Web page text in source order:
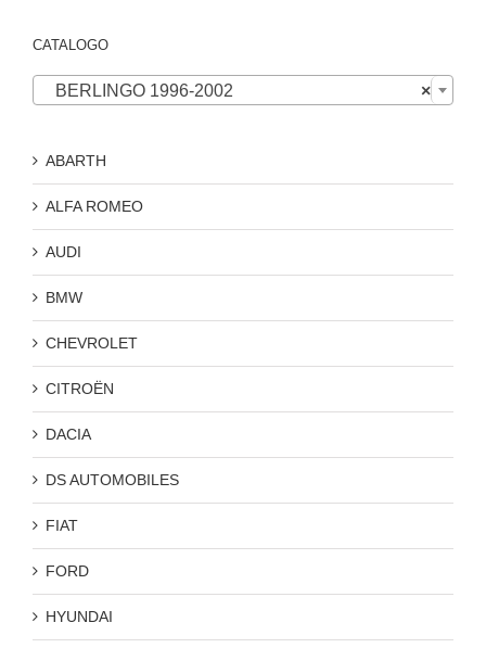
CATALOGO
×
BERLINGO 1996-2002
ABARTH
ALFA ROMEO
AUDI
BMW
CHEVROLET
CITROËN
DACIA
DS AUTOMOBILES
FIAT
FORD
HYUNDAI